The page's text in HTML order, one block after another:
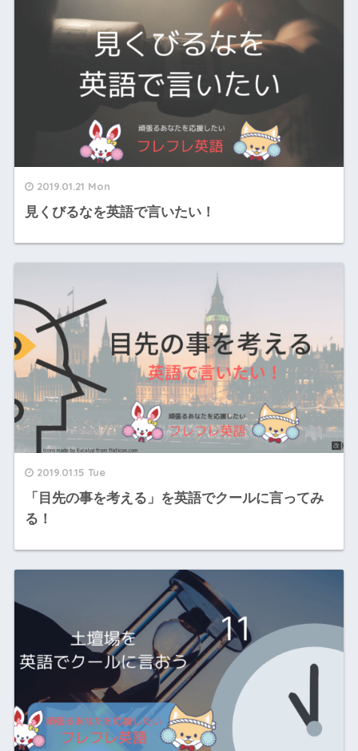
2019.01.21 Mon
見くびるなを英語で言いたい！
2019.01.15 Tue
「目先の事を考える」を英語でクールに言ってみ
る！